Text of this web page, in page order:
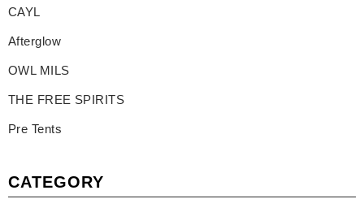
CAYL
Afterglow
OWL MILS
THE FREE SPIRITS
Pre Tents
CATEGORY